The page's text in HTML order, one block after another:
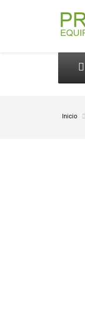
Inicio